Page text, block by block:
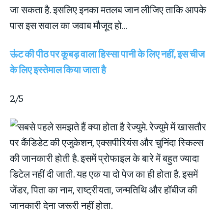
जा सकता है. इसलिए इनका मतलब जान लीजिए ताकि आपके
पास इस सवाल का जवाब मौजूद हो…
ऊंट की पीठ पर कूबड़ वाला हिस्‍सा पानी के लिए नहीं, इस चीज
के लिए इस्‍तेमाल किया जाता है
2/5